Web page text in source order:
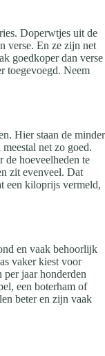
Doperwtjes uit de
verse. En ze zijn net
goedkoper dan verse
toegevoegd. Neem
Hier staan de minder
net zo goed.
hoeveelheden te
zit evenveel. Dat
een kiloprijs vermeld,
en vaak behoorlijk
vaker kiest voor
jaar honderden
een boterham of
beter en zijn vaak